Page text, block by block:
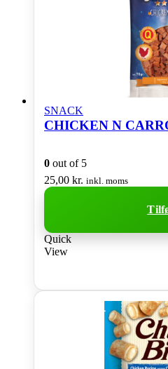
SNACK
CHICKEN N
0 out of 5
25,00 kr. inkl. moms
Quick
View